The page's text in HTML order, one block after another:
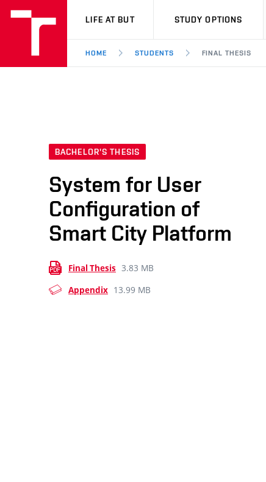
VUT
LIFE AT BUT STUDY OPTIONS
HOME STUDENTS FINAL THESIS
BACHELOR'S THESIS
System for User
Configuration of
Smart City Platform
Final Thesis 3.83 MB
Appendix 13.99 MB